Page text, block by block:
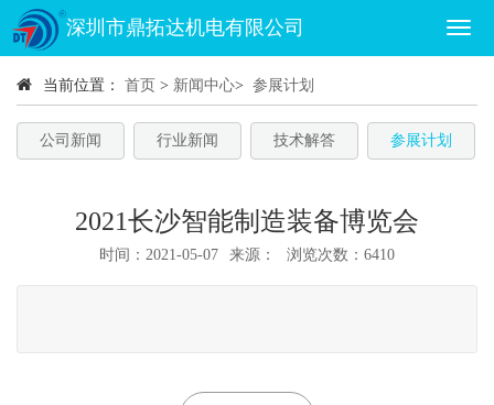
深圳市鼎拓达机电有限公司
当前位置： 首页 > 新闻中心> 参展计划
公司新闻 行业新闻 技术解答 参展计划
2021长沙智能制造装备博览会
时间：2021-05-07 来源： 浏览次数：6410